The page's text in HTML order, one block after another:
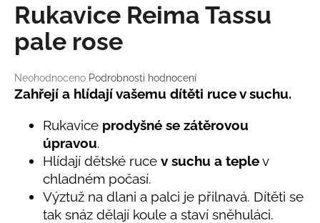
Průměrné
hodnocení
produktu
hvězdiček.
Neohodnoceno Podrobnosti hodnocení
Rukavice Reima Tassu
pale rose
Zahřejí a hlídají vašemu dítěti ruce v suchu.
Rukavice prodyšné se zátěrovou
úpravou.
Hlídají dětské ruce v suchu a teplev
chladném počasí.
Výztuž na dlani a palci je přilnavá. Dítěti se
tak snáz dělají koule a staví sněhuláci.
D
o
p
o
r
u